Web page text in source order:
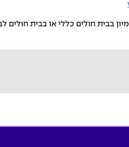
בבית חולים כללי או בבית חולים